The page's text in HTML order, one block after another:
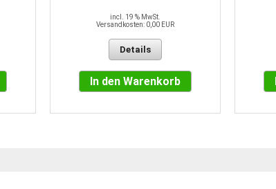
incl. 19 % MwSt.
Versandkosten: 0,00 EUR
Details
In den Warenkorb